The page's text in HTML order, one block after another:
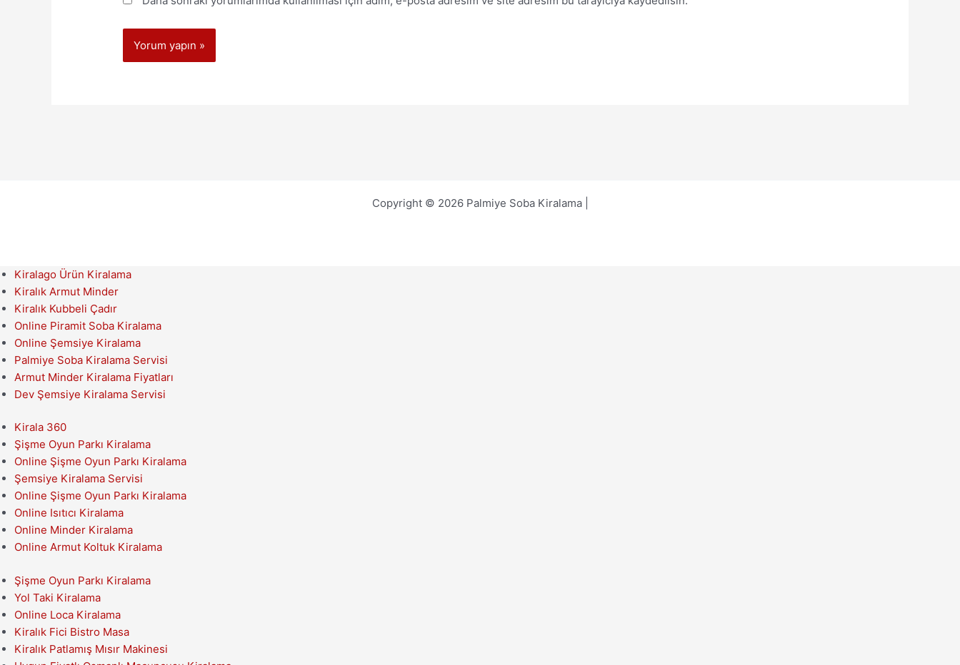
Copyright © 2026 Palmiye Soba Kiralama |
Kiralago Ürün Kiralama
Kiralık Armut Minder
Kiralık Kubbeli Çadır
Online Piramit Soba Kiralama
Online Şemsiye Kiralama
Palmiye Soba Kiralama Servisi
Armut Minder Kiralama Fiyatları
Dev Şemsiye Kiralama Servisi
Kirala 360
Şişme Oyun Parkı Kiralama
Online Şişme Oyun Parkı Kiralama
Şemsiye Kiralama Servisi
Online Şişme Oyun Parkı Kiralama
Online Isıtıcı Kiralama
Online Minder Kiralama
Online Armut Koltuk Kiralama
Şişme Oyun Parkı Kiralama
Yol Taki Kiralama
Online Loca Kiralama
Kiralık Fici Bistro Masa
Kiralık Patlamış Mısır Makinesi